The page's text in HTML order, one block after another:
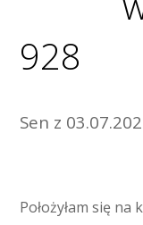
928
Sen z
Położyłam się na